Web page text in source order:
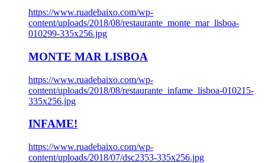
https://www.ruadebaixo.com/wp-
content/uploads/2018/08/restaurante_monte_mar_lisboa-
010299-335x256.jpg
MONTE MAR LISBOA
https://www.ruadebaixo.com/wp-
content/uploads/2018/08/restaurante_infame_lisboa-010215-
335x256.jpg
INFAME!
https://www.ruadebaixo.com/wp-
content/uploads/2018/07/dsc2353-335x256.jpg